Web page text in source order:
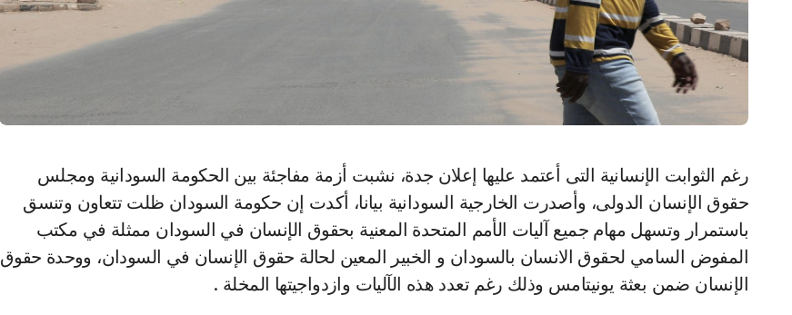
رغم الثوابت الإنسانية التى أعتمد عليها إعلان جدة، نشبت أزمة مفاجئة بين الحكومة السودانية ومجلس
حقوق الإنسان الدولى، وأصدرت الخارجية السودانية بيانا، أكدت إن حكومة السودان ظلت تتعاون وتنسق
باستمرار وتسهل مهام جميع آليات الأمم المتحدة المعنية بحقوق الإنسان في السودان ممثلة في مكتب
المفوض السامي لحقوق الانسان بالسودان و الخبير المعين لحالة حقوق الإنسان في السودان، ووحدة حقوق
الإنسان ضمن بعثة يونيتامس وذلك رغم تعدد هذه الآليات وازدواجيتها المخلة .